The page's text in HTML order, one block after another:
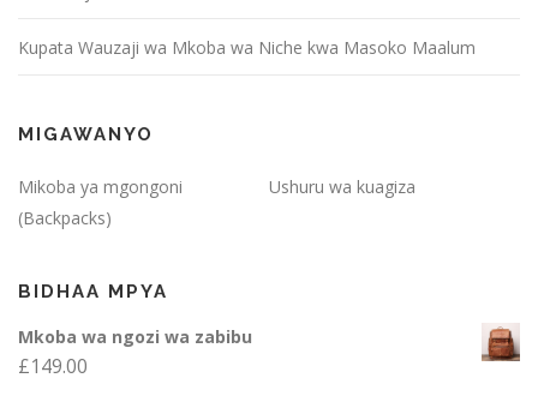
a
i
s
h
Kupata Wauzaji wa Mkoba wa Niche kwa Masoko Maalum
MIGAWANYO
Mikoba ya mgongoni
(Backpacks)
Ushuru wa kuagiza
BIDHAA MPYA
Mkoba wa ngozi wa zabibu
£149.00